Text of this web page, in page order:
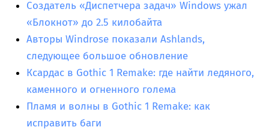
Создатель «Диспетчера задач» Windows ужал
«Блокнот» до 2.5 килобайта
Авторы Windrose показали Ashlands,
следующее большое обновление
Ксардас в Gothic 1 Remake: где найти ледяного,
каменного и огненного голема
Пламя и волны в Gothic 1 Remake: как
исправить баги